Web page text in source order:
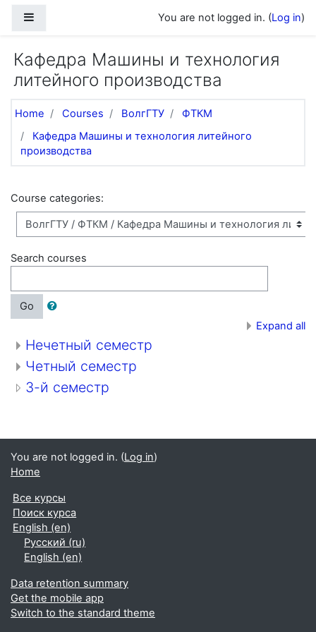
You are not logged in. (Log in)
Кафедра Машины и технология
литейного производства
Home Courses ВолгГТУ
ФТКМ
Кафедра Машины и технология литейного
производства
Course categories:
Search courses
Go
Expand all
Нечетный семестр
Четный семестр
3-й семестр
You are not logged in. (Log in)
Home
Все курсы
Поиск курса
English ‎(en)‎
Русский ‎(ru)‎
English ‎(en)‎
Data retention summary
Get the mobile app
Switch to the standard theme